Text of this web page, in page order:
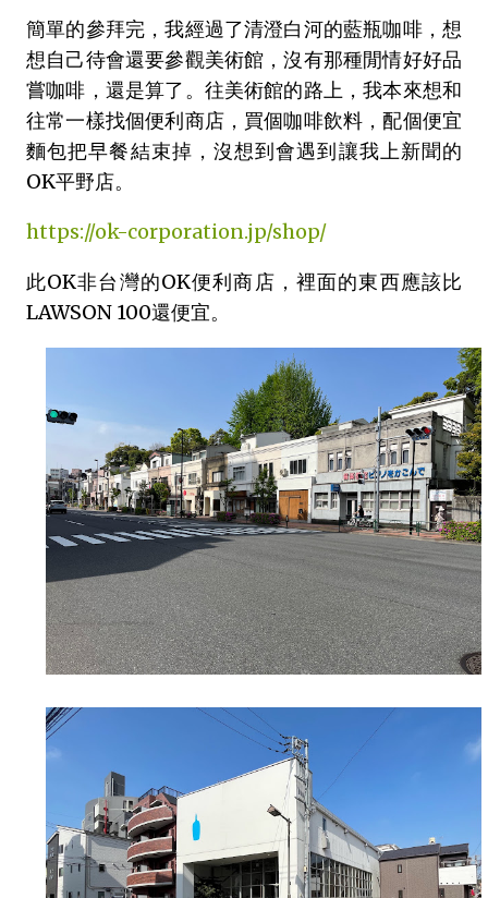
簡單的參拜完，我經過了清澄白河的藍瓶咖啡，想
想自己待會還要參觀美術館，沒有那種閒情好好品
嘗咖啡，還是算了。往美術館的路上，我本來想和
往常一樣找個便利商店，買個咖啡飲料，配個便宜
麵包把早餐結束掉，沒想到會遇到讓我上新聞的
OK平野店。
https://ok-corporation.jp/shop/
此OK非台灣的OK便利商店，裡面的東西應該比
LAWSON 100還便宜。